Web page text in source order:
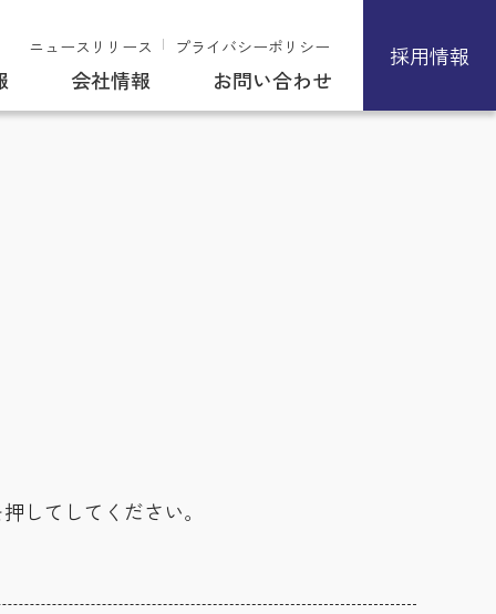
ニュースリリース プライバシーポリシー
会社情報 お問い合わせ
採用情報
してしてください。